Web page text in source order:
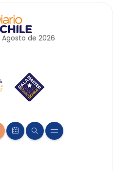
Agosto de 2026